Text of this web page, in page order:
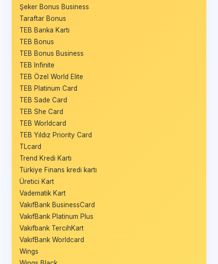
Şeker Bonus Business
Taraftar Bonus
TEB Banka Kartı
TEB Bonus
TEB Bonus Business
TEB Infinite
TEB Özel World Elite
TEB Platinum Card
TEB Sade Card
TEB She Card
TEB Worldcard
TEB Yıldız Priority Card
TLcard
Trend Kredi Kartı
Türkiye Finans kredi kartı
Üretici Kart
Vadematik Kart
VakıfBank BusinessCard
VakıfBank Platinum Plus
Vakıfbank TercihKart
VakıfBank Worldcard
Wings